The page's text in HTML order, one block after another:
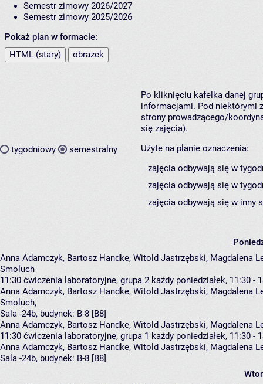
Semestr zimowy 2026/2027
Semestr zimowy 2025/2026
Pokaż plan w formacie:
HTML (stary)
obrazek
tygodniowy semestralny
Po kliknięciu kafelka danej
informacjami. Pod niektórymi
strony prowadzącego/
się zajęcia).
Użyte na planie oznaczenia:
zajęcia odbywają się w
zajęcia odbywają się w
zajęcia odbywają się w inny
Anna Adamczyk, Bartosz Handke, Witold Jastrzębski, Magdalena
Smoluch
11:30 ćwiczenia laboratoryjne, grupa 2 każdy poniedziałek, 11:30 -
Anna Adamczyk, Bartosz Handke, Witold Jastrzębski, Magdalena
Smoluch,
Sala -24b, budynek: B-8 [B8]
Anna Adamczyk, Bartosz Handke, Witold Jastrzębski, Magdalena
11:30 ćwiczenia laboratoryjne, grupa 1 każdy poniedziałek, 11:30 -
Anna Adamczyk, Bartosz Handke, Witold Jastrzębski, Magdalena
Sala -24b, budynek: B-8 [B8]